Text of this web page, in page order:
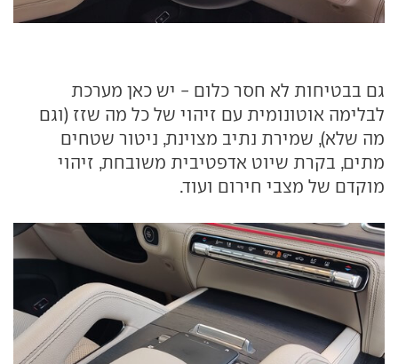
גם בבטיחות לא חסר כלום - יש כאן מערכת
לבלימה אוטונומית עם זיהוי של כל מה שזז (וגם
מה שלא), שמירת נתיב מצוינת, ניטור שטחים
מתים, בקרת שיוט אדפטיבית משובחת, זיהוי
מוקדם של מצבי חירום ועוד.